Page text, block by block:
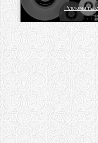
Реклама на